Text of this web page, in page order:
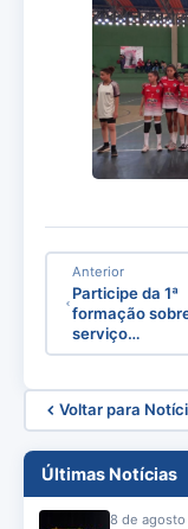
Anterior
Participe da 1ª
formação
serviço…
Voltar para
Últimas Notícias
8 de